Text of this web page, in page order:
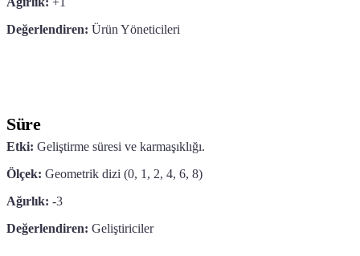
Değerlendiren: Ürün Yöneticileri
Süre
Etki: Geliştirme süresi ve karmaşıklığı.
Ölçek: Geometrik dizi (0, 1, 2, 4, 6, 8)
Ağırlık: -3
Değerlendiren: Geliştiriciler